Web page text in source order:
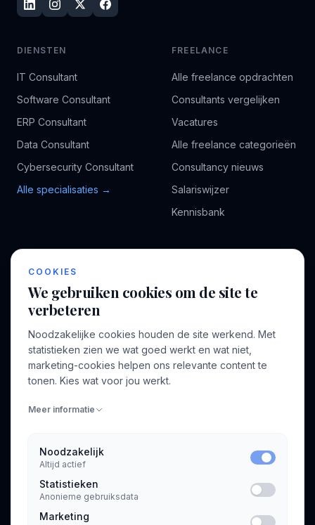
DIENSTEN
IT Consultant
Software Consultant
ERP Consultant
Data Consultant
Cybersecurity Consultant
Alle specialisaties →
FREELANCE
Alle freelance opdrachten
Consultants vergelijken
Vacatures
Alle freelance categorieën
Consultancy nieuws
Salariswijzer
Kennisbank
BEDRIJF
Bedrijven
Blog
Contact
VOOR CONSULTANTS
Inloggen
INFORMATIE
Privacyverklaring
COOKIES
We gebruiken cookies om de site te
verbeteren
Noodzakelijke cookies houden de site werkend. Met
statistieken zien we wat goed werkt en wat niet,
marketing-cookies helpen ons relevante content te
tonen. Kies wat voor jou werkt.
Meer informatie
Noodzakelijk
Altijd actief
Statistieken
Anonieme gebruiksdata
Marketing